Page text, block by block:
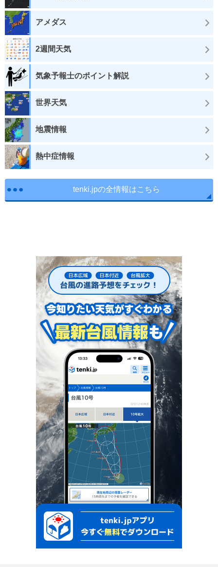
アメダス
2週間天気
気象予報士のポイント解説
世界天気
地震情報
熱中症情報
tenki.jpの全情報はこちら